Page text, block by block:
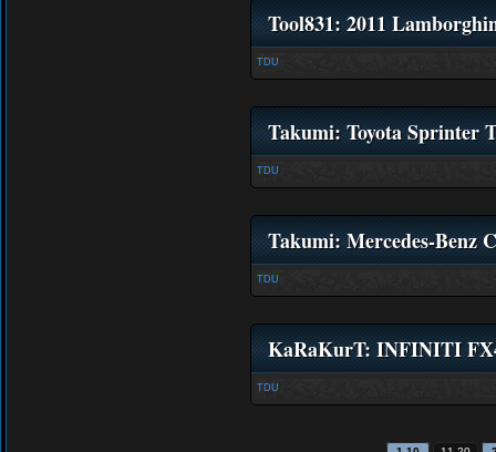
Tool831: 2011
TDU
Takumi: Toyota Sprinter
TDU
Takumi: Mercedes-Benz
TDU
KaRaKurT: INFINITI
TDU